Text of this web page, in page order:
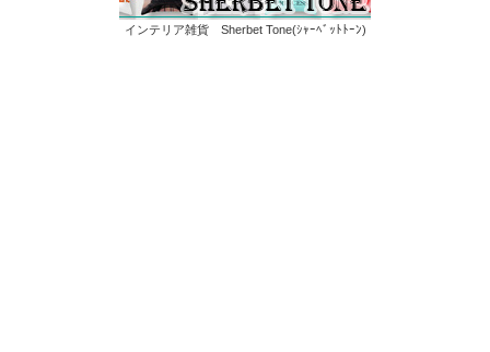
インテリア雑貨 Sherbet Tone(ｼｬｰﾍﾞｯﾄﾄｰﾝ)